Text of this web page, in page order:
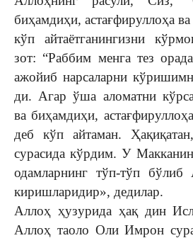
биҳамдиҳи, астағфирулло­ҳа
кўп айтаётганингизни
зот: “Раббим менга тез
ажо­йиб нарсаларни
ди. Агар ўша аломатни
ва биҳамдиҳи,
деб кўп айтаман.
сурасида кўрдим. У
одамларнинг тўп-тўп бўлиб
киришларидир», дедилар.
Аллоҳ ҳузурида ҳақ дин
Аллоҳ тао­ло Оли Имрон